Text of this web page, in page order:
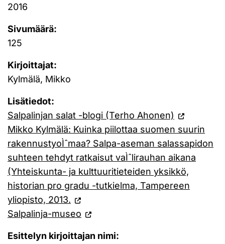
2016
Sivumäärä:
125
Kirjoittajat:
Kylmälä, Mikko
Lisätiedot:
Salpalinjan salat -blogi (Terho Ahonen)
Mikko Kylmälä: Kuinka piilottaa suomen suurin
rakennustyoÌˆmaa? Salpa-aseman salassapidon
suhteen tehdyt ratkaisut vaÌˆlirauhan aikana
(Yhteiskunta- ja kulttuuritieteiden yksikkö,
historian pro gradu -tutkielma, Tampereen
yliopisto, 2013.
Salpalinja-museo
Esittelyn kirjoittajan nimi: